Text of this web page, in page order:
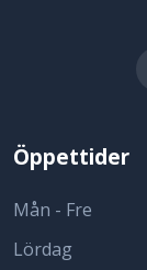
Öppettider
Mån - Fre
Lördag